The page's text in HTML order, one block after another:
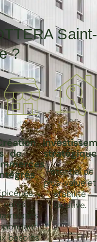
Saint-
?
de
cafés,
besoins
stratégique
Potentiel de
plus-value et
stabilité
locative.